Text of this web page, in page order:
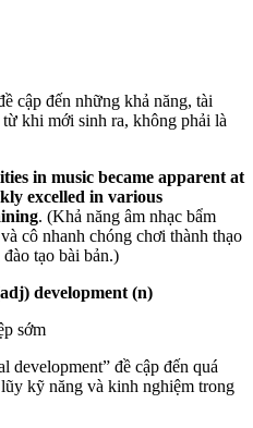
cập đến những khả năng, tài
khi mới sinh ra, không phải là
in music became apparent at
excelled in various
. (Khả năng âm nhạc bẩm
cô nhanh chóng chơi thành thạo
tạo bài bản.)
development (n)
sớm
development” đề cập đến quá
kỹ năng và kinh nghiệm trong